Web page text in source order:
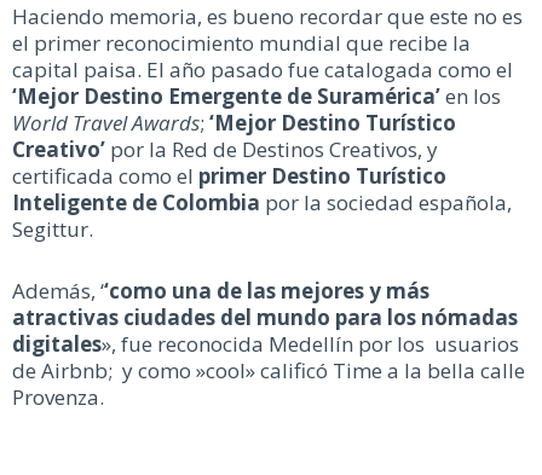
Haciendo memoria, es bueno recordar que este no es
el primer reconocimiento mundial que recibe la
capital paisa. El año pasado fue catalogada como el
‘Mejor Destino Emergente de Suramérica’en los
World Travel Awards; ‘Mejor Destino Turístico
Creativo’ por la Red de Destinos Creativos, y
certificada como el primer Destino Turístico
Inteligente de Colombia por la sociedad española,
Segittur.
Además, ‘‘como una de las mejores y más
atractivas ciudades del mundo para los nómadas
digitales», fue reconocida Medellín por los usuarios
de Airbnb; y como »cool» calificó Time a la bella calle
Provenza.